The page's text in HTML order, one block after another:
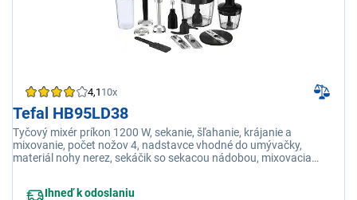
4,1 10x
Tefal HB95LD38
Tyčový mixér príkon 1200 W, sekanie, šľahanie, krájanie a
mixovanie, počet nožov 4, nadstavce vhodné do umývačky,
materiál nohy nerez, sekáčik so sekacou nádobou, mixovacia
Ihneď k odoslaniu